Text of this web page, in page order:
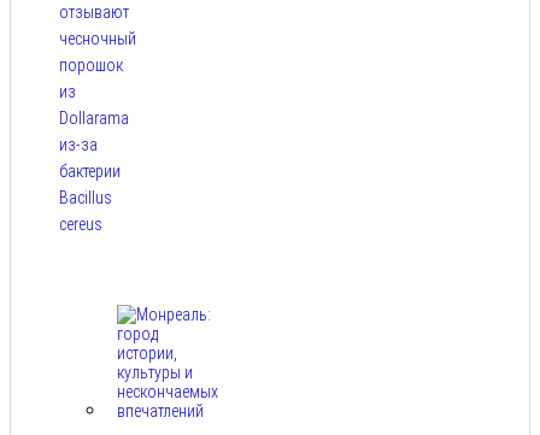
отзывают
чесночный
порошок
из
Dollarama
из-за
бактерии
Bacillus
cereus